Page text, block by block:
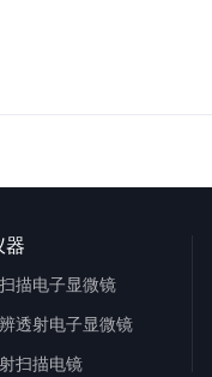
器
描电子显微镜
透射电子显微镜
扫描电镜